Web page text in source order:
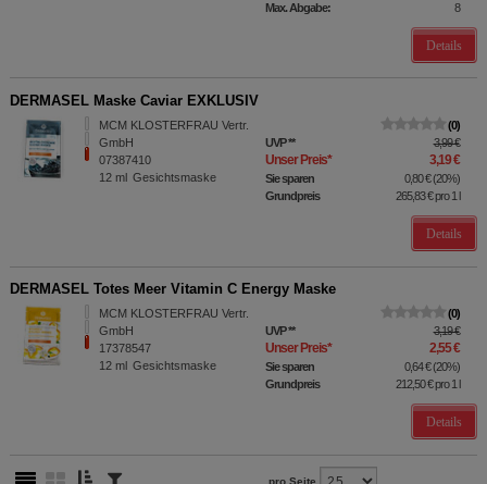
Max. Abgabe:
8
Details
DERMASEL Maske Caviar EXKLUSIV
MCM KLOSTERFRAU Vertr.
GmbH
07387410
12 ml Gesichtsmaske
0
UVP** 3,99 €
Unser Preis* 3,19 €
Sie sparen 0,80 €(20%)
Grundpreis
265,83 €pro 1 l
Details
DERMASEL Totes Meer Vitamin C Energy Maske
MCM KLOSTERFRAU Vertr.
GmbH
17378547
12 ml Gesichtsmaske
0
UVP** 3,19 €
Unser Preis* 2,55 €
Sie sparen 0,64 €(20%)
Grundpreis
212,50 €pro 1 l
Details